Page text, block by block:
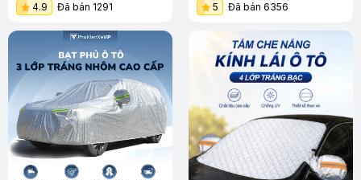
4.9 Đã bán 1291 5 Đã bán 6356